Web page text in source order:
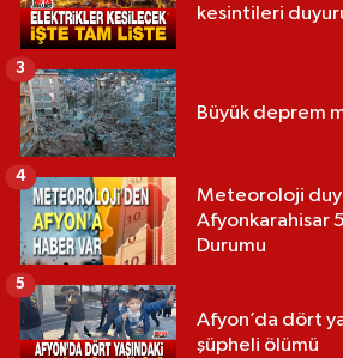
kesintileri
Büyük deprem
3
Meteoroloji
Afyonkarahisar
Durumu
4
Afyon’da dört
şüpheli ölümü
5